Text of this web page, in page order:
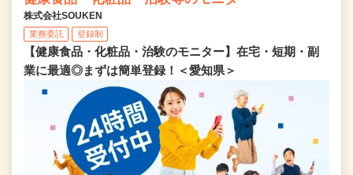
株式会社SOUKEN
業務委託 登録制
【健康食品・化粧品・治験のモニター】在宅・短期・副
業に最適◎まずは簡単登録！＜愛知県＞